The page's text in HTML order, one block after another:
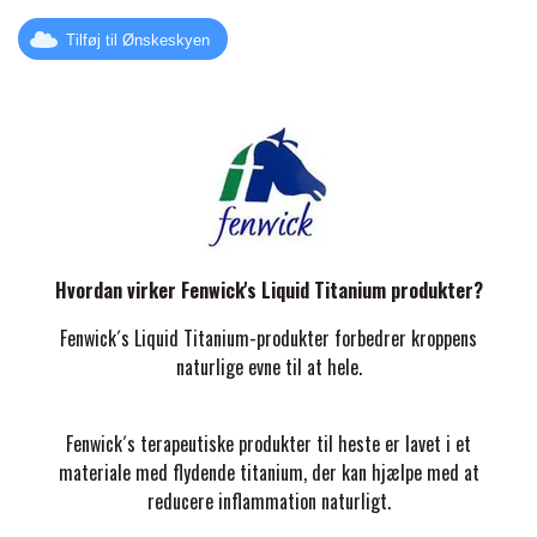
PREMIER EQUINE KØLETERAPI
PREMIER EQUINE GROOMING & STALD
PREMIER EQUINE RYTTER
MUSTAD
NAF
PHARMACARE
RACING TACK
Tilføj til Ønskeskyen
Hvordan virker Fenwick's Liquid Titanium produkter?
Fenwick´s Liquid Titanium-produkter forbedrer kroppens
naturlige evne til at hele.
Fenwick´s terapeutiske produkter til heste er lavet i et
materiale med flydende titanium, der kan hjælpe med at
reducere inflammation naturligt.